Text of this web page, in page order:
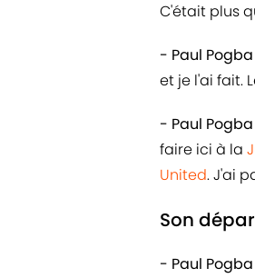
C'était plus
- Paul Pogba
et je l'ai fait.
- Paul Pogba
faire ici à la
United. J'ai
Son
- Paul Pogba